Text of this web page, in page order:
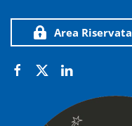
Area Riservata